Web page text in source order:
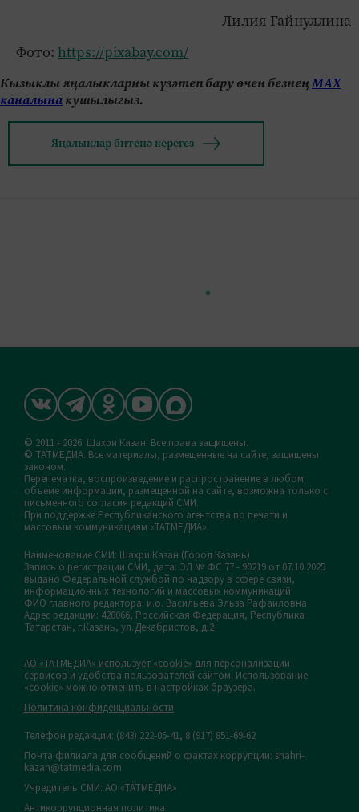
Лилия Гайнуллина
Фото: https://pixabay.com/
Кызыклы яңалыкларны күзәтеп бару өчен безнеңМАХ
каналынакушылыгыз.
Яңалыклар битенә керегез
© 2011 - 2026. Шахри Казан. Все права защищены.
© ТАТМЕДИА. Все материалы, размещенные на сайте, защищены
законом.
Перепечатка, воспроизведение и распространение в любом
объеме информации, размещенной на сайте, возможна только с
письменного согласия редакций СМИ.
При поддержке Республиканского агентства по печати и
массовым коммуникациям «ТАТМЕДИА».
Наименование СМИ: Шахри Казан (Город Казань)
Запись о регистрации СМИ, дата: ЭЛ № ФС 77 - 90219 от 07.10.2025
выдано Федеральной службой по надзору в сфере связи,
информационных технологий и массовых коммуникаций
ФИО главного редактора: и.о. Васильева Эльза Рафаиловна
Адрес редакции: 420066, Российская Федерация, Республика
Татарстан, г.Казань, ул.Декабристов, д.2
АО «ТАТМЕДИА» использует «cookie» для персонализации
сервисов и удобства пользователей сайтом. Использование
«cookie» можно отменить в настройках браузера.
Политика конфиденциальности
Телефон редакции: (843) 222-05-41, 8 (917) 851-69-62
Почта филиала для сообщений о фактах коррупции: shahri-
kazan@tatmedia.com
Учредитель СМИ: АО «ТАТМЕДИА»
Антикоррупционная политика